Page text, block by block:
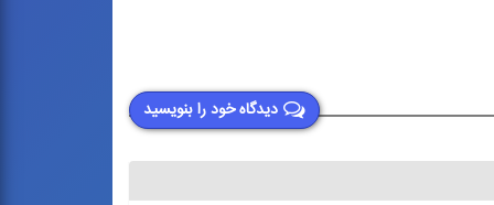
دیدگاه خود را بنویسید